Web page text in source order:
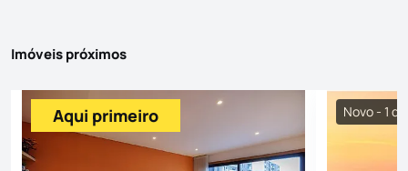
Imóveis próximos
Aqui primeiro Novo - 1